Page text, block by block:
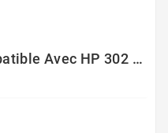
Pack Compatible Avec HP 302 XL Noir Et Couleur - SANS NIVEAU ENCRE